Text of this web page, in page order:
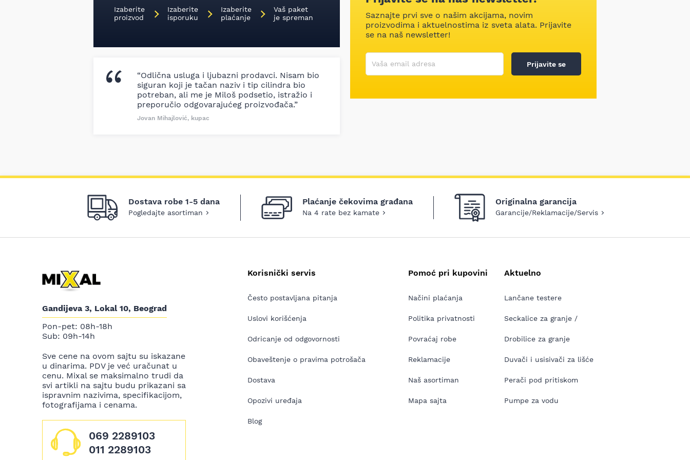
Izaberite
proizvod
Izaberite
isporuku
Izaberite
plaćanje
Vaš paket
je spreman
“Odlična usluga i ljubazni prodavci. Nisam bio
siguran koji je tačan naziv i tip cilindra bio
potreban, ali me je Miloš podsetio, istražio i
preporučio odgovarajućeg proizvođača.”
Jovan Mihajlović, kupac
Saznajte prvi sve o našim akcijama, novim
proizvodima i aktuelnostima iz sveta alata. Prijavite
se na naš newsletter!
Korisničko ime
Vaša email adresa
Prijavite se
Dostava robe 1-5 dana
Pogledajte asortiman
Plaćanje čekovima građana
Na 4 rate bez kamate
Originalna garancija
Garancije/Reklamacije/Servis
Gandijeva 3, Lokal 10, Beograd
Pon-pet: 08h-18h
Sub: 09h-14h
Sve cene na ovom sajtu su iskazane
u dinarima. PDV je već uračunat u
cenu. Mixal se maksimalno trudi da
svi artikli na sajtu budu prikazani sa
ispravnim nazivima, specifikacijom,
fotografijama i cenama.
069 2289103
011 2289103
Korisnički servis
Često postavljana pitanja
Uslovi korišćenja
Odricanje od odgovornosti
Obaveštenje o pravima potrošača
Dostava
Opozivi uređaja
Blog
Pomoć pri kupovini
Načini plaćanja
Politika privatnosti
Povraćaj robe
Reklamacije
Naš asortiman
Mapa sajta
Aktuelno
Lančane testere
Seckalice za granje /
Drobilice za granje
Duvači i usisivači za lišće
Perači pod pritiskom
Pumpe za vodu